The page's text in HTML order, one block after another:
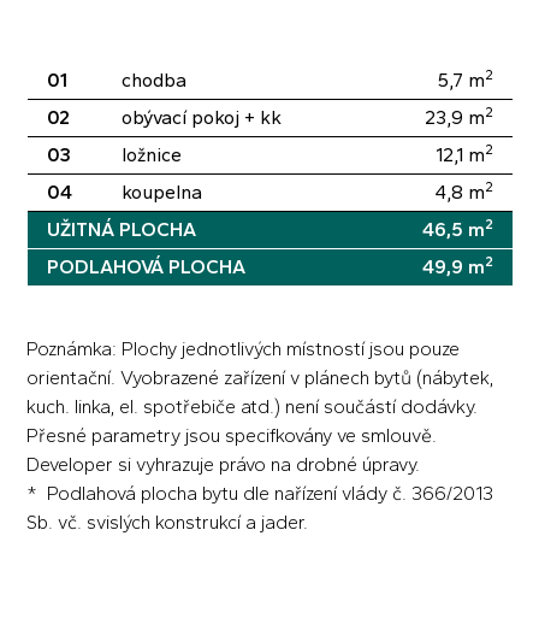
01 chodba 5,7 m2
02 obývací pokoj + kk 23,9 m2
03 ložnice 12,1 m2
04 koupelna 4,8 m2
UŽITNÁ PLOCHA 46,5 m2
PODLAHOVÁ PLOCHA 49,9 m2
Poznámka: Plochy jednotlivých místností jsou pouze
orientační. Vyobrazené zařízení v plánech bytů (nábytek,
kuch. linka, el. spotřebiče atd.) není součástí dodávky.
Přesné parametry jsou specifkovány ve smlouvě.
Developer si vyhrazuje právo na drobné úpravy.
* Podlahová plocha bytu dle nařízení vlády č. 366/2013
Sb. vč. svislých konstrukcí a jader.